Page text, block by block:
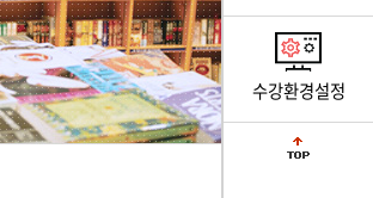
수강환경설정